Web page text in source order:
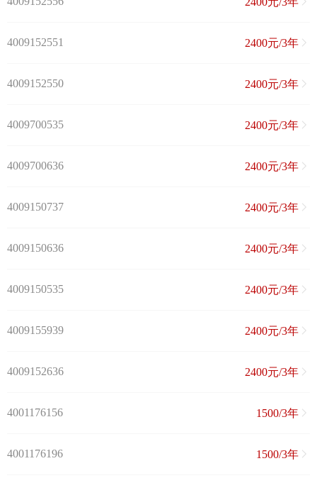
4009152551 2400元/3年
4009152550 2400元/3年
4009700535 2400元/3年
4009700636 2400元/3年
4009150737 2400元/3年
4009150636 2400元/3年
4009150535 2400元/3年
4009155939 2400元/3年
4009152636 2400元/3年
4001176156 1500/3年
4001176196 1500/3年